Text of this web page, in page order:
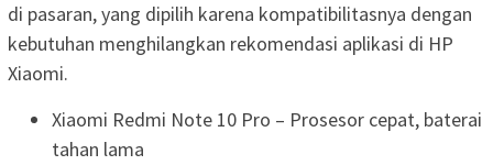
di pasaran, yang dipilih karena kompatibilitasnya dengan
kebutuhan menghilangkan rekomendasi aplikasi di HP
Xiaomi.
Xiaomi Redmi Note 10 Pro – Prosesor cepat, baterai
tahan lama